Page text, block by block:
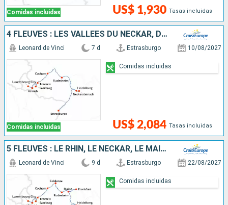
Comidas incluidas US$ 1,930 Tasas incluidas
4 FLEUVES : LES VALLÉES DU NECKAR, DU RHIN ROMANTIQUE, DE LA MOSELLE ET DE LA SARRE
Comidas incluidas
Leonard de Vinci 7 d Estrasburgo 10/08/2027
US$ 2,084 Tasas incluidas
Comidas incluidas
5 FLEUVES : LE RHIN, LE NECKAR, LE MAIN, LA MOSELLE ET LA SARRE
Leonard de Vinci 9 d Estrasburgo 22/08/2027
Comidas incluidas